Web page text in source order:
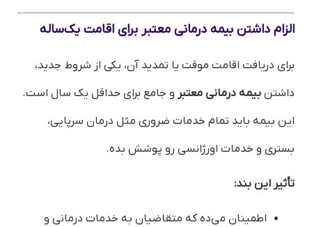
الزام داشتن بیمه درمانی معتبر برای اقامت یک‌ساله
برای دریافت اقامت موقت یا تمدید آن، یکی از شروط جدید،
داشتن بیمه درمانی معتبر و جامع برای حداقل یک سال است.
این بیمه باید تمام خدمات ضروری مثل درمان سرپایی،
بستری و خدمات اورژانسی رو پوشش بده.
تأثیر این بند:
اطمینان می‌ده که متقاضیان به خدمات درمانی و